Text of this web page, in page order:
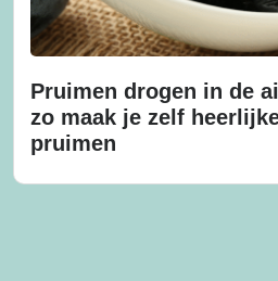
Pruimen drogen in de
zo maak je zelf
pruimen